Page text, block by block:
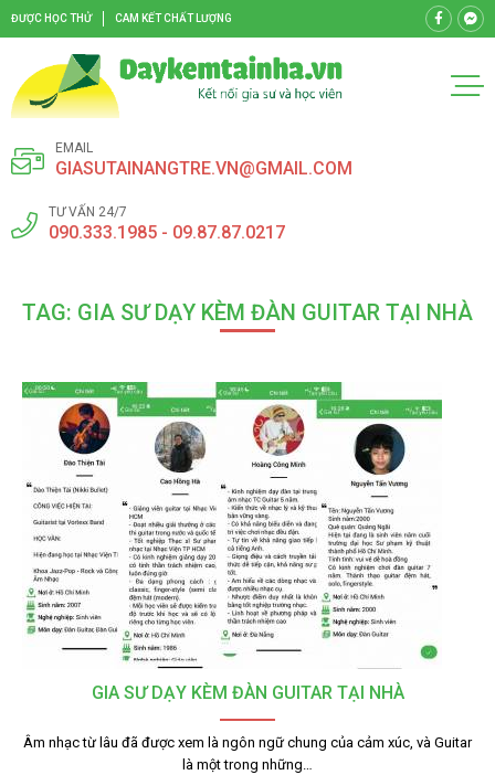
ĐƯỢC HỌC THỬ CAM KẾT CHẤT LƯỢNG
EMAIL
GIASUTAINANGTRE.VN@GMAIL.COM
TƯ VẤN 24/7
090.333.1985 - 09.87.87.0217
TAG: GIA SƯ DẠY KÈM ĐÀN GUITAR TẠI NHÀ
GIA SƯ DẠY KÈM ĐÀN GUITAR TẠI NHÀ
Âm nhạc từ lâu đã được xem là ngôn ngữ chung của cảm xúc, và Guitar
là một trong những…